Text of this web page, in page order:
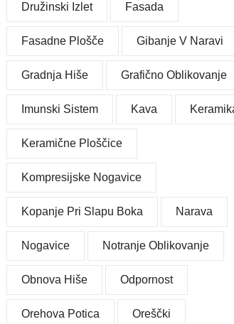
Družinski Izlet Fasada
Fasadne Plošče Gibanje V Naravi
Gradnja Hiše Grafično Oblikovanje
Imunski Sistem Kava
Keramične Ploščice
Kompresijske Nogavice
Kopanje Pri Slapu Boka Narava
Nogavice Notranje Oblikovanje
Obnova Hiše Odpornost
Orehova Potica Oreščki